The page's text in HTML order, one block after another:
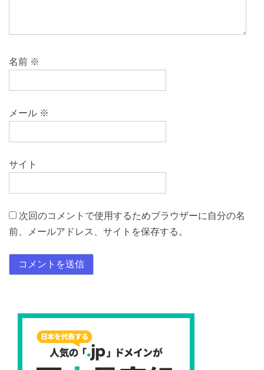
名前 ※
メール ※
サイト
次回のコメントで使用するためブラウザーに自分の名
前、メールアドレス、サイトを保存する。